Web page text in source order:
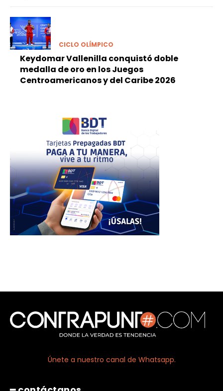
CICLO OLÍMPICO
Keydomar Vallenilla conquistó doble
medalla de oro en los Juegos
Centroamericanos y del Caribe 2026
Únete a nuestro canal de Whatsapp.